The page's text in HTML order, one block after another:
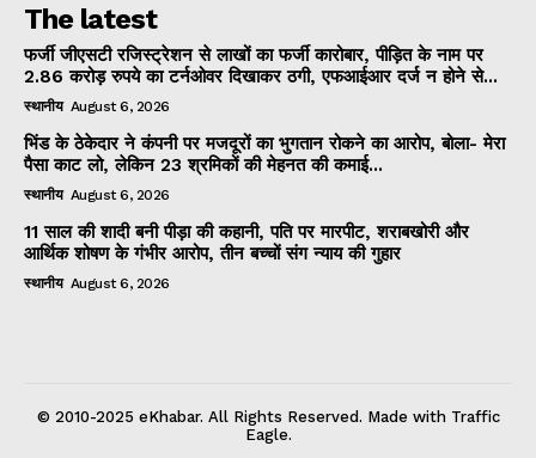
The latest
फर्जी जीएसटी रजिस्ट्रेशन से लाखों का फर्जी कारोबार, पीड़ित के नाम पर
2.86 करोड़ रुपये का टर्नओवर दिखाकर ठगी, एफआईआर दर्ज न होने से...
स्थानीय August 6, 2026
भिंड के ठेकेदार ने कंपनी पर मजदूरों का भुगतान रोकने का आरोप, बोला- मेरा
पैसा काट लो, लेकिन 23 श्रमिकों की मेहनत की कमाई...
स्थानीय August 6, 2026
11 साल की शादी बनी पीड़ा की कहानी, पति पर मारपीट, शराबखोरी और
आर्थिक शोषण के गंभीर आरोप, तीन बच्चों संग न्याय की गुहार
स्थानीय August 6, 2026
© 2010-2025 eKhabar. All Rights Reserved. Made with Traffic
Eagle.